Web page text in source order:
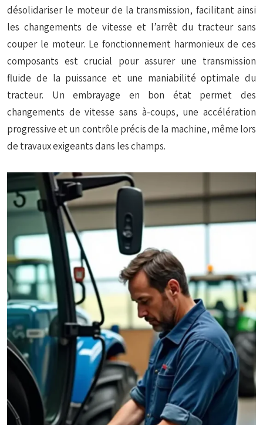
désolidariser le moteur de la transmission, facilitant ainsi
les changements de vitesse et l’arrêt du tracteur sans
couper le moteur. Le fonctionnement harmonieux de ces
composants est crucial pour assurer une transmission
fluide de la puissance et une maniabilité optimale du
tracteur. Un embrayage en bon état permet des
changements de vitesse sans à-coups, une accélération
progressive et un contrôle précis de la machine, même lors
de travaux exigeants dans les champs.